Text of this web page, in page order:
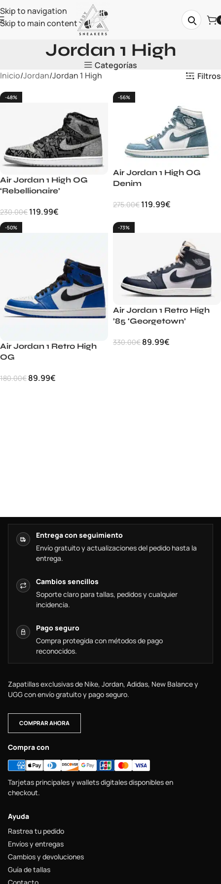
Skip to navigation
Skip to main content
Jordan 1 High
Categorías
Inicio Jordan Jordan 1 High Filtros
-48%
Air Jordan 1 High OG
‘Rebellionaire’
230.00€ 119.99€
-56%
Air Jordan 1 High OG
Denim
275.00€ 119.99€
-50%
Air Jordan 1 Retro High
OG
180.00€ 89.99€
-73%
Air Jordan 1 Retro High
’85 ‘Georgetown’
330.00€ 89.99€
Entrega con seguimiento
Envío gratuito y actualizaciones del pedido hasta la
entrega.
Cambios sencillos
Soporte claro para tallas, pedidos y cualquier
incidencia.
Pago seguro
Compra protegida con métodos de pago
reconocidos.
Zapatillas exclusivas de Nike, Jordan, Adidas, New Balance y
UGG con envío gratuito y pago seguro.
COMPRAR AHORA
Compra con
Tarjetas principales y wallets digitales disponibles en
checkout.
Ayuda
Rastrea tu pedido
Envíos y entregas
Cambios y devoluciones
Guía de tallas